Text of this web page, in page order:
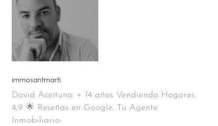
immosantmarti
David Aceituno. + 14 años Vendiendo Hogares.
4,9 🌟 Reseñas en Google. Tu Agente
Inmobiliario.